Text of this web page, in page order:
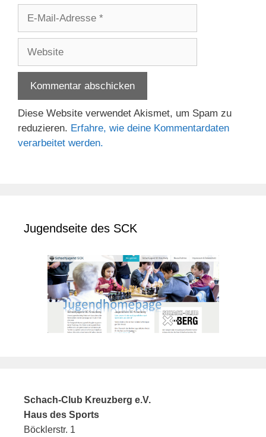
Adresse
Diese Website verwendet Akismet, um Spam zu
reduzieren. Erfahre, wie deine Kommentardaten
verarbeitet werden.
Jugendseite des SCK
Schach-Club Kreuzberg e.V.
Haus des Sports
Böcklerstr. 1